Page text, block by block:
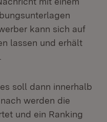
kann sich auf
lassen und erhält
soll dann innerhalb
werden die
und ein Ranking